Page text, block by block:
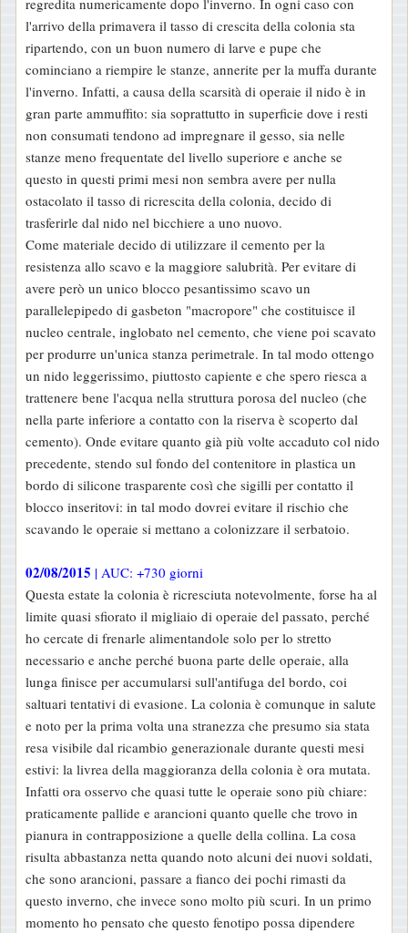
l'arrivo della primavera il tasso di crescita della colonia sta
ripartendo, con un buon numero di larve e pupe che
cominciano a riempire le stanze, annerite per la muffa durante
l'inverno. Infatti, a causa della scarsità di operaie il nido è in
gran parte ammuffito: sia soprattutto in superficie dove i resti
non consumati tendono ad impregnare il gesso, sia nelle
stanze meno frequentate del livello superiore e anche se
questo in questi primi mesi non sembra avere per nulla
ostacolato il tasso di ricrescita della colonia, decido di
trasferirle dal nido nel bicchiere a uno nuovo.
Come materiale decido di utilizzare il cemento per la
resistenza allo scavo e la maggiore salubrità. Per evitare di
avere però un unico blocco pesantissimo scavo un
parallelepipedo di gasbeton "macropore" che costituisce il
nucleo centrale, inglobato nel cemento, che viene poi scavato
per produrre un'unica stanza perimetrale. In tal modo ottengo
un nido leggerissimo, piuttosto capiente e che spero riesca a
trattenere bene l'acqua nella struttura porosa del nucleo (che
nella parte inferiore a contatto con la riserva è scoperto dal
cemento). Onde evitare quanto già più volte accaduto col nido
precedente, stendo sul fondo del contenitore in plastica un
bordo di silicone trasparente così che sigilli per contatto il
blocco inseritovi: in tal modo dovrei evitare il rischio che
scavando le operaie si mettano a colonizzare il serbatoio.
02/08/2015 | AUC: +730 giorni
Questa estate la colonia è ricresciuta notevolmente, forse ha al
limite quasi sfiorato il migliaio di operaie del passato, perché
ho cercate di frenarle alimentandole solo per lo stretto
necessario e anche perché buona parte delle operaie, alla
lunga finisce per accumularsi sull'antifuga del bordo, coi
saltuari tentativi di evasione. La colonia è comunque in salute
e noto per la prima volta una stranezza che presumo sia stata
resa visibile dal ricambio generazionale durante questi mesi
estivi: la livrea della maggioranza della colonia è ora mutata.
Infatti ora osservo che quasi tutte le operaie sono più chiare:
praticamente pallide e arancioni quanto quelle che trovo in
pianura in contrapposizione a quelle della collina. La cosa
risulta abbastanza netta quando noto alcuni dei nuovi soldati,
che sono arancioni, passare a fianco dei pochi rimasti da
questo inverno, che invece sono molto più scuri. In un primo
momento ho pensato che questo fenotipo possa dipendere